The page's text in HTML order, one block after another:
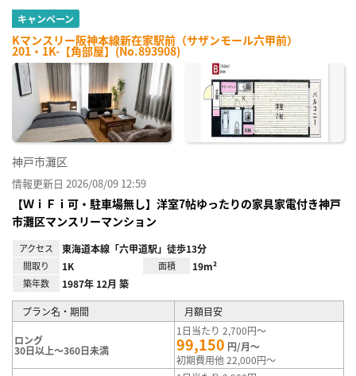
キャンペーン
Kマンスリー阪神本線新在家駅前（サザンモール六甲前）
201・1K-【角部屋】(No.893908)
神戸市灘区
情報更新日 2026/08/09 12:59
【ＷｉＦｉ可・駐車場無し】洋室7帖ゆったりの家具家電付き神戸
市灘区マンスリーマンション
アクセス 東海道本線「六甲道駅」徒歩13分
間取り 1K 面積 19m²
築年数 1987年 12月 築
プラン名・期間 月額目安
ロング
30日以上～360日未満
1日当たり 2,700円～
99,150 円/月～
初期費用他 22,000円～